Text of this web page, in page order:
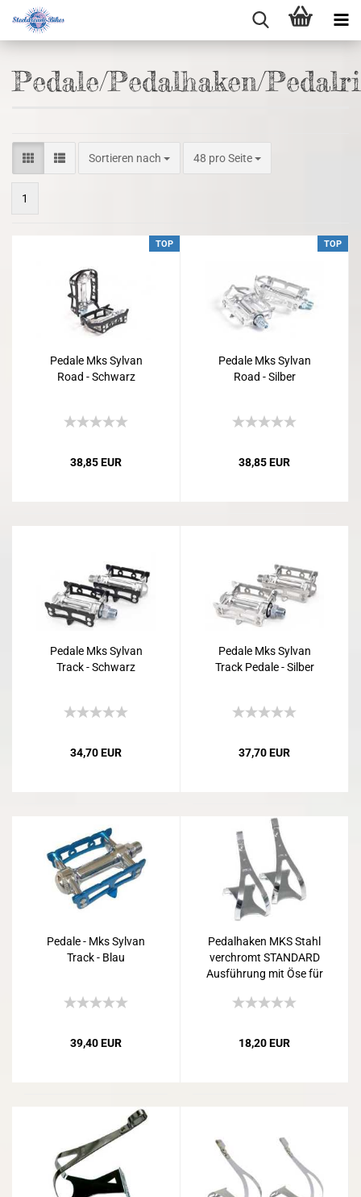
Pedale/Pedalhaken/
Sortieren nach 48 pro Seite
1
TOP
Pedale Mks Sylvan
Road - Schwarz
38,85 EUR
TOP
Pedale Mks Sylvan
Road - Silber
38,85 EUR
Pedale Mks Sylvan
Track - Schwarz
34,70 EUR
Pedale Mks Sylvan
Track Pedale - Silber
37,70 EUR
Pedale - Mks Sylvan
Track - Blau
39,40 EUR
Pedalhaken MKS Stahl
verchromt STANDARD
Ausführung mit Öse für
18,20 EUR